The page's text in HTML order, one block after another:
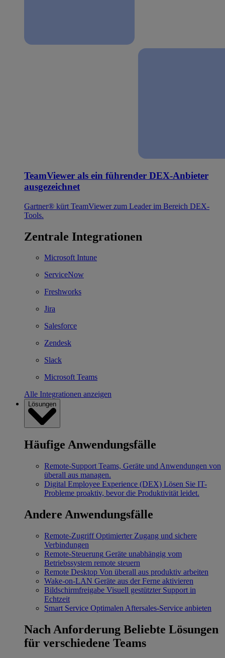
TeamViewer als ein führender DEX-Anbieter
ausgezeichnet
Gartner® kürt TeamViewer zum Leader im Bereich DEX-
Tools.
Zentrale Integrationen
Microsoft Intune
ServiceNow
Freshworks
Jira
Salesforce
Zendesk
Slack
Microsoft Teams
Alle Integrationen anzeigen
Lösungen
Häufige Anwendungsfälle
Remote-Support Teams, Geräte und Anwendungen von
überall aus managen.
Digital Employee Experience (DEX) Lösen Sie IT-
Probleme proaktiv, bevor die Produktivität leidet.
Andere Anwendungsfälle
Remote-Zugriff Optimierter Zugang und sichere
Verbindungen
Remote-Steuerung Geräte unabhängig vom
Betriebssystem remote steuern
Remote Desktop Von überall aus produktiv arbeiten
Wake-on-LAN Geräte aus der Ferne aktivieren
Bildschirmfreigabe Visuell gestützter Support in
Echtzeit
Smart Service Optimalen Aftersales-Service anbieten
Nach Anforderung Beliebte Lösungen
für verschiedene Teams